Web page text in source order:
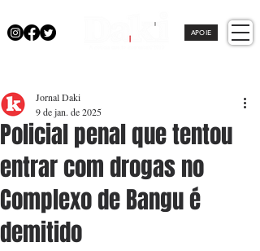
APOIE
Policial penal que tentou
entrar com drogas no
Complexo de Bangu é
demitido
Jornal Daki
9 de jan. de 2025